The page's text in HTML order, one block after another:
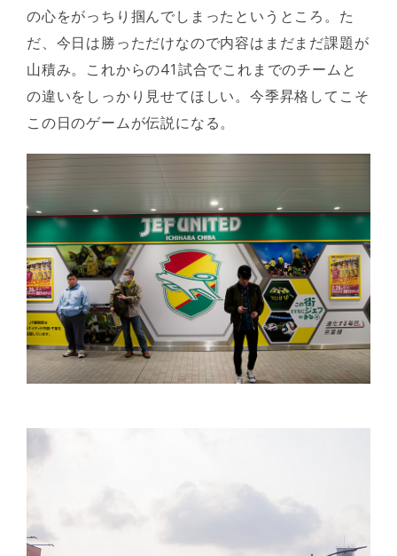
の心をがっちり掴んでしまったというところ。た
だ、今日は勝っただけなので内容はまだまだ課題が
山積み。これからの41試合でこれまでのチームと
の違いをしっかり見せてほしい。今季昇格してこそ
この日のゲームが伝説になる。